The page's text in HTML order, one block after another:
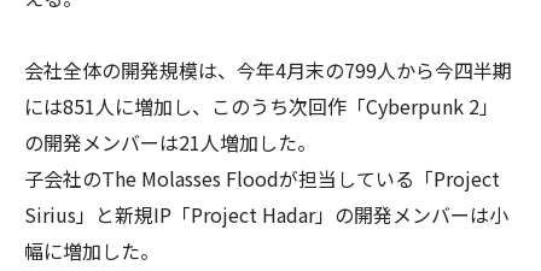
会社全体の開発規模は、今年4月末の799人から今四半期
には851人に増加し、このうち次回作「Cyberpunk 2」
の開発メンバーは21人増加した。
子会社のThe Molasses Floodが担当している「Project
Sirius」と新規IP「Project Hadar」の開発メンバーは小
幅に増加した。